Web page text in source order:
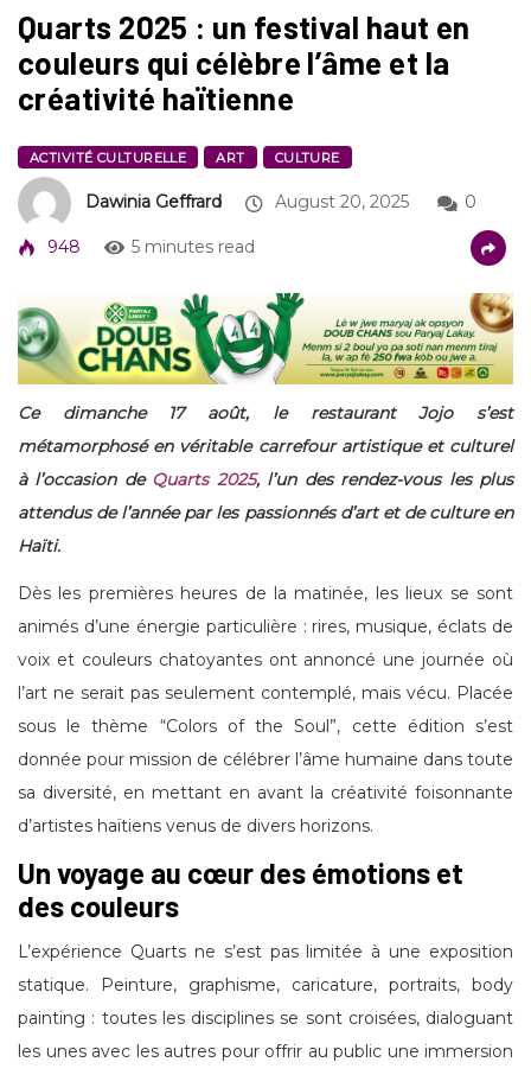
Quarts 2025 : un festival haut en
couleurs qui célèbre l’âme et la
créativité haïtienne
ACTIVITÉ CULTURELLE ART CULTURE
Dawinia Geffrard August 20, 2025 0
948 5 minutes read
Ce dimanche 17 août, le restaurant Jojo s’est
métamorphosé en véritable carrefour artistique et culturel
à l’occasion de Quarts 2025, l’un des rendez-vous les plus
attendus de l’année par les passionnés d’art et de culture en
Haïti.
Dès les premières heures de la matinée, les lieux se sont
animés d’une énergie particulière : rires, musique, éclats de
voix et couleurs chatoyantes ont annoncé une journée où
l’art ne serait pas seulement contemplé, mais vécu. Placée
sous le thème “Colors of the Soul”, cette édition s’est
donnée pour mission de célébrer l’âme humaine dans toute
sa diversité, en mettant en avant la créativité foisonnante
d’artistes haïtiens venus de divers horizons.
Un voyage au cœur des émotions et
des couleurs
L’expérience Quarts ne s’est pas limitée à une exposition
statique. Peinture, graphisme, caricature, portraits, body
painting : toutes les disciplines se sont croisées, dialoguant
les unes avec les autres pour offrir au public une immersion